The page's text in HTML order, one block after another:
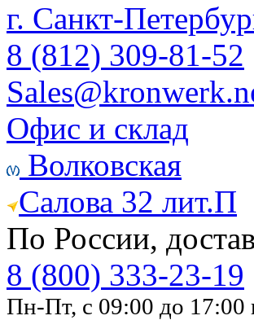
г. Санкт-
8 (812) 309-81-52
Офис и склад
Волковская
Салова 32 лит.П
По России,
8 (800) 333-23-19
Пн-Пт, с 09:00 до